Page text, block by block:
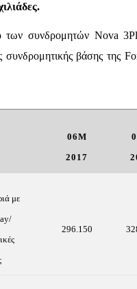
των συνδρομητών Nova 3
συνδρομητικής βάσης της
06M
2017
με
/
296.150